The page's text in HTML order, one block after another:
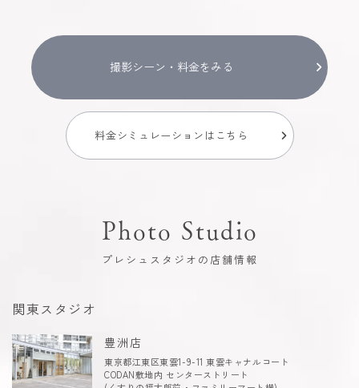
撮影シーン・料金をみる
料金シミュレーションはこちら
Photo Studio
プレシュスタジオの店舗情報
関東スタジオ
豊洲店
東京都江東区東雲1-9-11 東雲キャナルコート
CODAN敷地内 センターストリート